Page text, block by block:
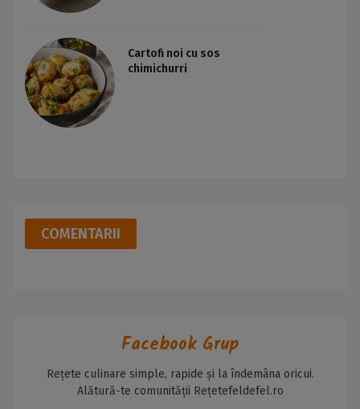
Cartofi noi cu sos
chimichurri
COMENTARII
Facebook Grup
Rețete culinare simple, rapide și la îndemâna oricui.
Alătură-te comunității Rețetefeldefel.ro